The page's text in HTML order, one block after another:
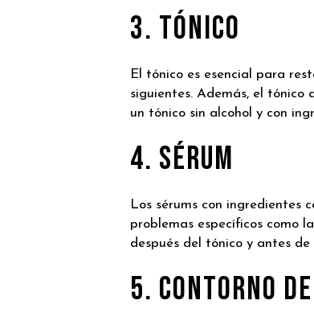
3. Tónico
El tónico es esencial para
siguientes. Además, el
un tónico sin alcohol y con
4. Sérum
Los sérums con ingredientes
problemas específicos como
después del tónico y antes
5. Contorno